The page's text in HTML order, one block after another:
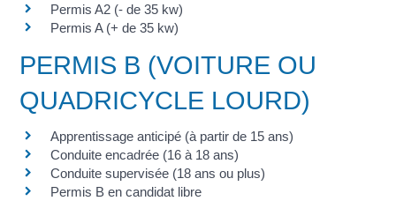
Permis A2 (- de 35 kw)
Permis A (+ de 35 kw)
PERMIS B (VOITURE OU
QUADRICYCLE LOURD)
Apprentissage anticipé (à partir de 15 ans)
Conduite encadrée (16 à 18 ans)
Conduite supervisée (18 ans ou plus)
Permis B en candidat libre